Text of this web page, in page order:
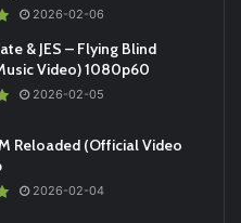
2026-02-06
& JES – Flying Blind
Video) 1080p60
2026-02-05
Reloaded (Official Video
2026-02-04